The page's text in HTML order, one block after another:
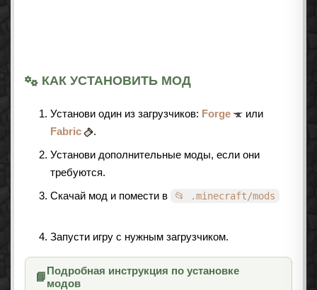
КАК УСТАНОВИТЬ МОД
Установи один из загрузчиков: Forge
или
Fabric
.
Установи дополнительные моды, если они
требуются.
Скачай мод и помести в
📂 .minecraft/mods
Запусти игру с нужным загрузчиком.
📘
Подробная инструкция по установке
модов